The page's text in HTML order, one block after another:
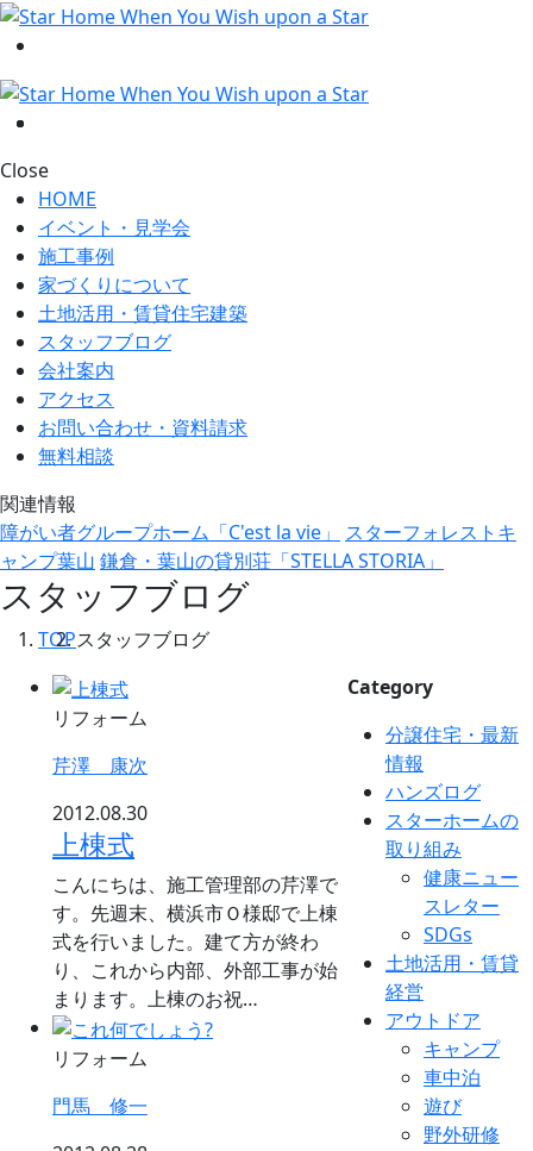
Close
HOME
イベント・見学会
施工事例
家づくりについて
土地活用・賃貸住宅建築
スタッフブログ
会社案内
アクセス
お問い合わせ・資料請求
無料相談
関連情報
障がい者グループホーム「C'est la vie」
スターフォレストキ
ャンプ葉山 鎌倉・葉山の貸別荘「STELLA STORIA」
スタッフブログ
TOPスタッフブログ
リフォーム
芹澤 康次
2012.08.30
上棟式
こんにちは、施工管理部の芹澤で
す。先週末、横浜市Ｏ様邸で上棟
式を行いました。建て方が終わ
り、これから内部、外部工事が始
まります。上棟のお祝…
リフォーム
門馬 修一
Category
分譲住宅・最新
情報
ハンズログ
スターホームの
取り組み
健康ニュー
スレター
SDGs
土地活用・賃貸
経営
アウトドア
キャンプ
車中泊
遊び
野外研修